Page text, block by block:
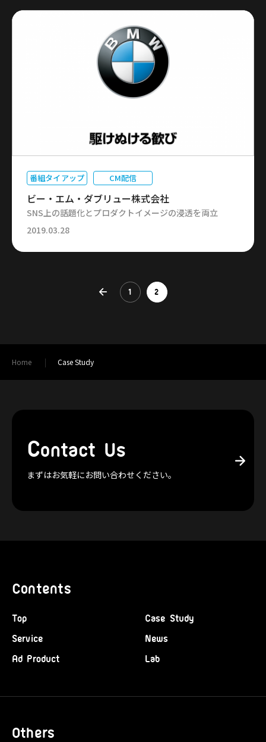
番組タイアップ CM配信
ビー・エム・ダブリュー株式会社
SNS上の話題化とプロダクトイメージの浸透を両立
2019.03.28
1 2
Home Case Study
Contact Us
まずはお気軽にお問い合わせください。
Contents
Top
Service
Ad Product
Case Study
News
Lab
Others